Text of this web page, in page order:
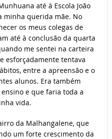
até à Escola João
minha querida mãe. No
os meus colegas de
até à conclusão da quarta
me sentei na carteira
esforçadamente tentava
entre a apreensão e o
alunos. Era também
e que faria toda a
vida.
da Malhangalene, que
um forte crescimento da